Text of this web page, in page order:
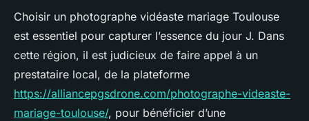
Choisir un photographe vidéaste mariage Toulouse
est essentiel pour capturer l’essence du jour J. Dans
cette région, il est judicieux de faire appel à un
prestataire local, de la plateforme
https://alliancepgsdrone.com/photographe-videaste-
mariage-toulouse/, pour bénéficier d’une